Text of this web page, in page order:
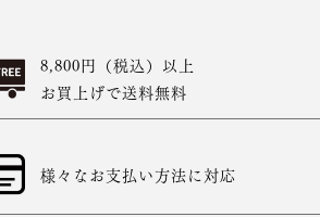
8,800円（税込）以上
お買上げで送料無料
様々なお支払い方法に対応